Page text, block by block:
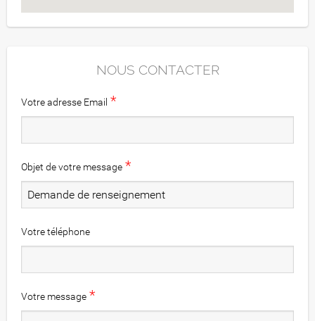
NOUS CONTACTER
Votre adresse Email *
Objet de votre message *
Votre téléphone
Votre message *